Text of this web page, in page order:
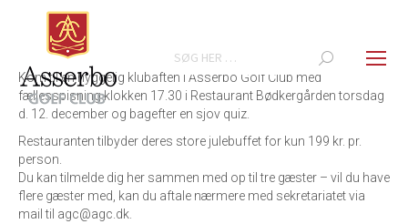
Search:
Kom til en hyggelig klubaften i Asserbo Golf Club med
fællesspisning klokken 17.30 i Restaurant Bødkergården torsdag
d. 12. december og bagefter en sjov quiz.
Restauranten tilbyder deres store julebuffet for kun 199 kr. pr.
person.
​​Du kan tilmelde dig her sammen med op til tre gæster – vil du have
flere gæster med, kan du aftale nærmere med sekretariatet via
mail til agc@agc.dk.